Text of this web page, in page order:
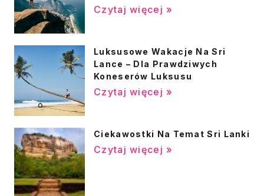
Czytaj więcej »
Luksusowe Wakacje Na Sri
Lance – Dla Prawdziwych
Koneserów Luksusu
Czytaj więcej »
Ciekawostki Na Temat Sri Lanki
Czytaj więcej »